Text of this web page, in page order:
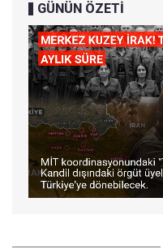
GÜNÜN ÖZETİ